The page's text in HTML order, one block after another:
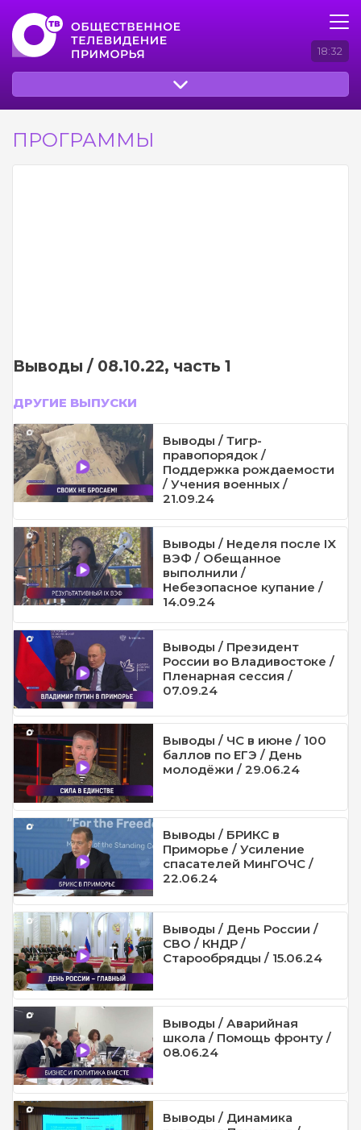
18:32
ПРОГРАММЫ
Выводы / 08.10.22, часть 1
ДРУГИЕ ВЫПУСКИ
Выводы / Тигр-
правопорядок /
Поддержка рождаемости
/ Учения военных /
21.09.24
Выводы / Неделя после IX
ВЭФ / Обещанное
выполнили /
Небезопасное купание /
14.09.24
Выводы / Президент
России во Владивостоке /
Пленарная сессия /
07.09.24
Выводы / ЧС в июне / 100
баллов по ЕГЭ / День
молодёжи / 29.06.24
Выводы / БРИКС в
Приморье / Усиление
спасателей МинГОЧС /
22.06.24
Выводы / День России /
СВО / КНДР /
Старообрядцы / 15.06.24
Выводы / Аварийная
школа / Помощь фронту /
08.06.24
Выводы / Динамика